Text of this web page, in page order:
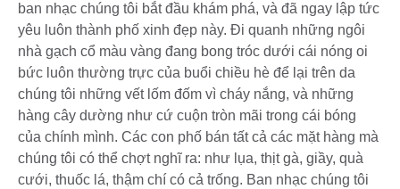
ban nhạc chúng tôi bắt đầu khám phá, và đã ngay lập tức
yêu luôn thành phố xinh đẹp này. Đi quanh những ngôi
nhà gạch cổ màu vàng đang bong tróc dưới cái nóng oi
bức luôn thường trực của buổi chiều hè để lại trên da
chúng tôi những vết lốm đốm vì cháy nắng, và những
hàng cây dường như cứ cuộn tròn mãi trong cái bóng
của chính mình. Các con phố bán tất cả các mặt hàng mà
chúng tôi có thể chợt nghĩ ra: như lụa, thịt gà, giầy, quà
cưới, thuốc lá, thậm chí có cả trống. Ban nhạc chúng tôi